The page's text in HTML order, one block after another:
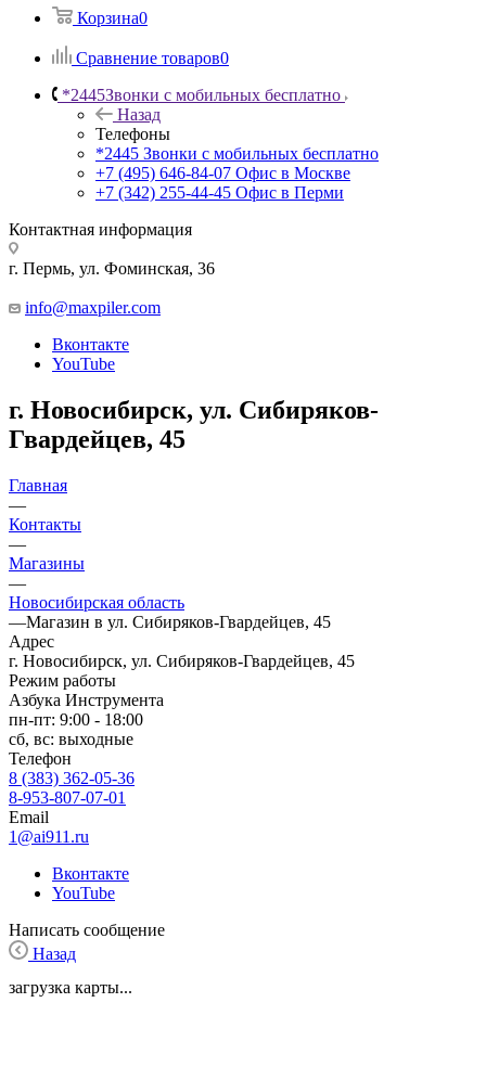
Корзина0
Сравнение товаров0
*2445Звонки с мобильных бесплатно
Назад
Телефоны
*2445 Звонки с мобильных бесплатно
+7 (495) 646-84-07 Офис в Москве
+7 (342) 255-44-45 Офис в Перми
Контактная информация
г. Пермь, ул. Фоминская, 36
info@maxpiler.com
Вконтакте
YouTube
г. Новосибирск, ул. Сибиряков-
Гвардейцев, 45
Главная
—
Контакты
—
Магазины
—
Новосибирская область
—Магазин в ул. Сибиряков-Гвардейцев, 45
Адрес
г. Новосибирск, ул. Сибиряков-Гвардейцев, 45
Режим работы
Азбука Инструмента
пн-пт: 9:00 - 18:00
сб, вс: выходные
Телефон
8 (383) 362-05-36
8-953-807-07-01
Email
1@ai911.ru
Вконтакте
YouTube
Написать сообщение
Назад
загрузка карты...